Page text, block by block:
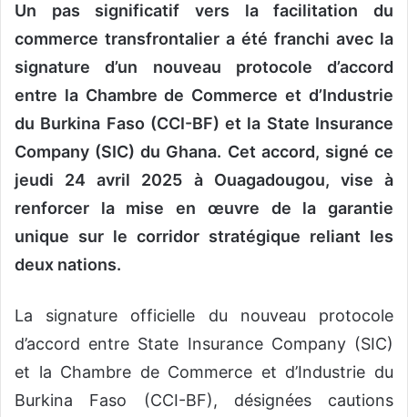
l
Un pas significatif vers la facilitation du
commerce transfrontalier a été franchi avec la
signature d’un nouveau protocole d’accord
entre la Chambre de Commerce et d’Industrie
du Burkina Faso (CCI-BF) et la State Insurance
Company (SIC) du Ghana. Cet accord, signé ce
jeudi 24 avril 2025 à Ouagadougou, vise à
renforcer la mise en œuvre de la garantie
unique sur le corridor stratégique reliant les
deux nations.
La signature officielle du nouveau protocole
d’accord entre State Insurance Company (SIC)
et la Chambre de Commerce et d’Industrie du
Burkina Faso (CCI-BF), désignées cautions